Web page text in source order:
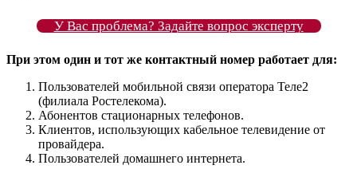
У Вас проблема? Задайте вопрос эксперту
При этом один и тот же контактный номер работает для:
Пользователей мобильной связи оператора Теле2
(филиала Ростелекома).
Абонентов стационарных телефонов.
Клиентов, использующих кабельное телевидение от
провайдера.
Пользователей домашнего интернета.